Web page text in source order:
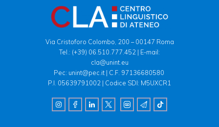
Via Cristoforo Colombo, 200 – 00147 Roma
Tel.: (+39) 06.510.777.452 | E-mail:
cla@unint.eu
Pec: unint@pec.it | C.F. 97136680580
P.I. 05639791002 | Codice SDI: M5UXCR1